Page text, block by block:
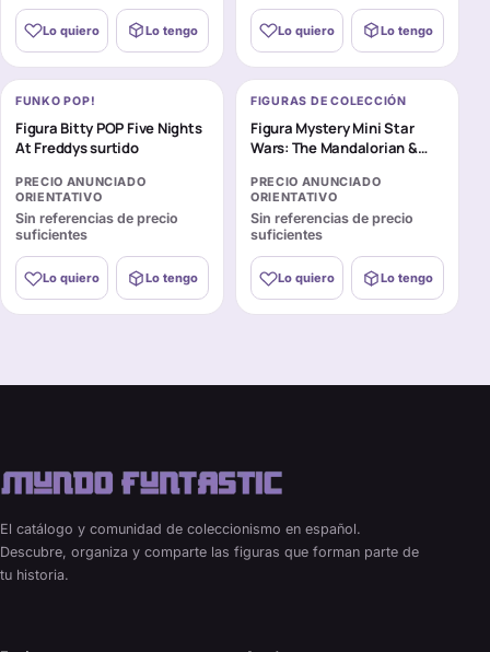
Lo quiero Lo tengo Lo quiero Lo tengo
FUNKO POP!
Figura Bitty POP Five Nights
At Freddys surtido
PRECIO ANUNCIADO
ORIENTATIVO
Sin referencias de precio
suficientes
Lo quiero Lo tengo
FIGURAS DE COLECCIÓN
Figura Mystery Mini Star
Wars: The Mandalorian &
PRECIO ANUNCIADO
ORIENTATIVO
Sin referencias de precio
suficientes
Lo quiero Lo tengo
El catálogo y comunidad de coleccionismo en español.
Descubre, organiza y comparte las figuras que forman parte de
tu historia.